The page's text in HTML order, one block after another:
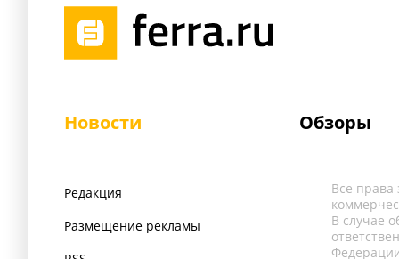
Новости Обзоры
Редакция
Размещение рекламы
Все
В случае